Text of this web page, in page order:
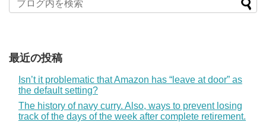
最近の投稿
Isn’t it problematic that Amazon has “leave at door” as
the default setting?
The history of navy curry. Also, ways to prevent losing
track of the days of the week after complete retirement.